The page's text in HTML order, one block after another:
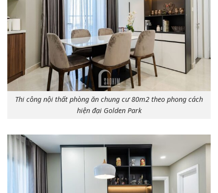
Thi công nội thất phòng ăn chung cư 80m2 theo phong cách
hiện đại Golden Park